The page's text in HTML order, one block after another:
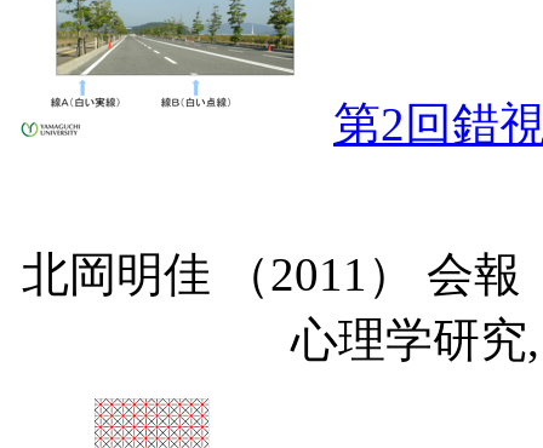
第2回錯
北岡明佳 （2011） 会
心理学研究